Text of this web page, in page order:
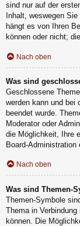
sind nur auf der
Inhalt, weswegen
hängt es von Ihren
können oder nicht;
Nach oben
Was sind
Geschlossene
werden kann und bei
beendet wurde.
Moderator oder
die Möglichkeit, Ihre
Board-Administration
Nach oben
Was sind Themen-
Themen-Symbole
Thema in
können. Die